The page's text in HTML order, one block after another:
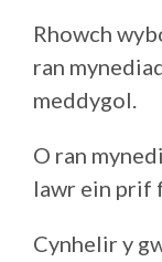
Rhowch
ran
meddygol.
O ran
lawr ein prif
Cynhelir y